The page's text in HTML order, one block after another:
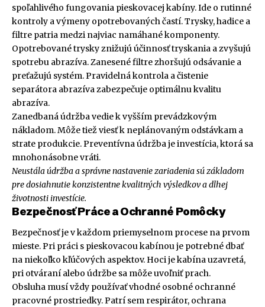
spoľahlivého fungovania pieskovacej kabíny. Ide o rutinné
kontroly a výmeny opotrebovaných častí. Trysky, hadice a
filtre patria medzi najviac namáhané komponenty.
Opotrebované trysky znižujú účinnosť tryskania a zvyšujú
spotrebu abrazíva. Zanesené filtre zhoršujú odsávanie a
preťažujú systém. Pravidelná kontrola a čistenie
separátora abrazíva zabezpečuje optimálnu kvalitu
abrazíva.
Zanedbaná údržba vedie k vyšším prevádzkovým
nákladom. Môže tiež viesť k neplánovaným odstávkam a
strate produkcie. Preventívna údržba je investícia, ktorá sa
mnohonásobne vráti.
Neustála údržba a správne nastavenie zariadenia sú základom
pre dosiahnutie konzistentne kvalitných výsledkov a dlhej
životnosti investície.
Bezpečnosť Práce a Ochranné Pomôcky
Bezpečnosť je v každom priemyselnom procese na prvom
mieste. Pri práci s pieskovacou kabínou je potrebné dbať
na niekoľko kľúčových aspektov. Hoci je kabína uzavretá,
pri otváraní alebo údržbe sa môže uvoľniť prach.
Obsluha musí vždy používať vhodné osobné ochranné
pracovné prostriedky. Patrí sem respirátor, ochrana